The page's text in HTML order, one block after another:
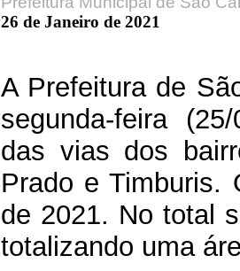
26 de Janeiro de 2021
A Prefeitura de
segunda-feira
das vias dos
Prado e Timburis.
de 2021. No total
totalizando uma